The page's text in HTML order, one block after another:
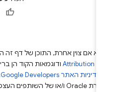
אם צוין אחרת, התוכן של דף זה הוא
Attributionודוגמאות הקוד הן ברישיון
מדיניות האתר Google Developers‏